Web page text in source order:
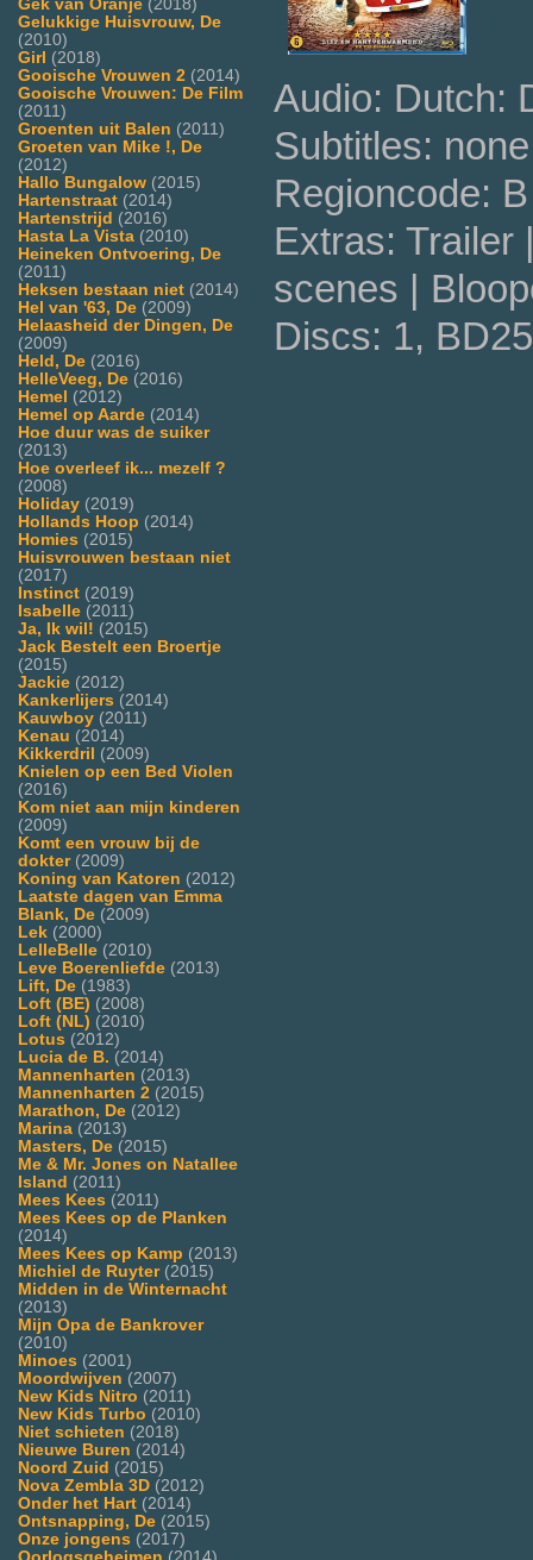
Gek van Oranje (2018)
Gelukkige Huisvrouw, De
(2010)
Girl (2018)
Gooische Vrouwen 2 (2014)
Gooische Vrouwen: De Film
(2011)
Groenten uit Balen (2011)
Groeten van Mike !, De
(2012)
Hallo Bungalow (2015)
Hartenstraat (2014)
Hartenstrijd (2016)
Hasta La Vista (2010)
Heineken Ontvoering, De
(2011)
Heksen bestaan niet (2014)
Hel van '63, De (2009)
Helaasheid der Dingen, De
(2009)
Held, De (2016)
HelleVeeg, De (2016)
Hemel (2012)
Hemel op Aarde (2014)
Hoe duur was de suiker
(2013)
Hoe overleef ik... mezelf ?
(2008)
Holiday (2019)
Hollands Hoop (2014)
Homies (2015)
Huisvrouwen bestaan niet
(2017)
Instinct (2019)
Isabelle (2011)
Ja, Ik wil! (2015)
Jack Bestelt een Broertje
(2015)
Jackie (2012)
Kankerlijers (2014)
Kauwboy (2011)
Kenau (2014)
Kikkerdril (2009)
Knielen op een Bed Violen
(2016)
Kom niet aan mijn kinderen
(2009)
Komt een vrouw bij de
dokter(2009)
Koning van Katoren (2012)
Laatste dagen van Emma
Blank, De (2009)
Lek (2000)
LelleBelle (2010)
Leve Boerenliefde (2013)
Lift, De (1983)
Loft (BE) (2008)
Loft (NL) (2010)
Lotus (2012)
Lucia de B. (2014)
Mannenharten (2013)
Mannenharten 2 (2015)
Marathon, De (2012)
Marina (2013)
Masters, De (2015)
Me & Mr. Jones on Natallee
Island (2011)
Mees Kees (2011)
Mees Kees op de Planken
(2014)
Mees Kees op Kamp (2013)
Michiel de Ruyter(2015)
Midden in de Winternacht
(2013)
Mijn Opa de Bankrover
(2010)
Minoes (2001)
Moordwijven (2007)
New Kids Nitro (2011)
New Kids Turbo (2010)
Niet schieten (2018)
Nieuwe Buren (2014)
Noord Zuid (2015)
Nova Zembla 3D (2012)
Onder het Hart (2014)
Ontsnapping, De (2015)
Onze jongens (2017)
Audio: Dutch:
Subtitles: none
Regioncode: B
Extras: Trailer
scenes |
Discs: 1, BD25